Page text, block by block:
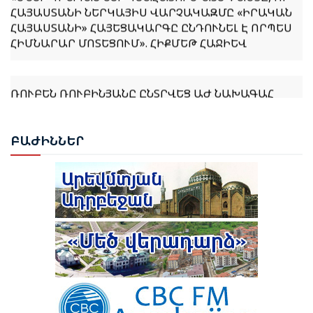
ՀԱՅԱՍՏԱՆԻ» ՀԱՅԵՑԱԿԱՐԳԸ ԸՆԴՈՒՆԵԼ Է ՈՐՊԵՍ
ՀԻՄՆԱՐԱՐ ՄՈՏԵՑՈՒՄ». ՀԻՔՄԵԹ ՀԱՋԻԵՎ
ՆԻԿՈԼ ՓԱՇԻՆՅԱՆԻՆ ՎԱՐՉԱՊԵՏ ՆՇԱՆԱԿԵԼՈՒ
ՄԱՍԻՆ ՀՐԱՄԱՆԱԳԻՐԸ
ԻԼՀԱՄ ԱԼԻԵՎ. ԿԵՆՏՐՈՆԱԿԱՆ ԱՍԻԱՅԻ ԵՐԿՐՆԵՐԻ
ՀԵՏ ՀԱՐԱԲԵՐՈՒԹՅՈՒՆՆԵՐԸ ԱԴՐԲԵՋԱՆԻ
ԱՐՏԱՔԻՆ ՔԱՂԱՔԱԿԱՆՈՒԹՅԱՆ ՀԻՄՆԱԿԱՆ
ԱՌԱՋՆԱՀԵՐԹՈՒԹՅՈՒՆՆԵՐԻՑ ՄԵԿՆ ԵՆ
ԹՈՒՐՔԻԱՅԻ ՀԵՏ ՀԱՏՈՒԿ ԲԱՆԱԳՆԱՑԻ ՀԵՏ
ԲԱԺԻՆՆԵՐ